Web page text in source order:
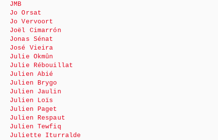
JMB
Jo Orsat
Jo Vervoort
Joël Cimarrón
Jonas Sénat
José Vieira
Julie Okmûn
Julie Rébouillat
Julien Abié
Julien Brygo
Julien Jaulin
Julien Loïs
Julien Paget
Julien Respaut
Julien Tewfiq
Juliette Iturralde